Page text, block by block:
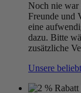
Noch nie war
Freunde und
eine
dazu. Bitte
zusätzliche
Unsere